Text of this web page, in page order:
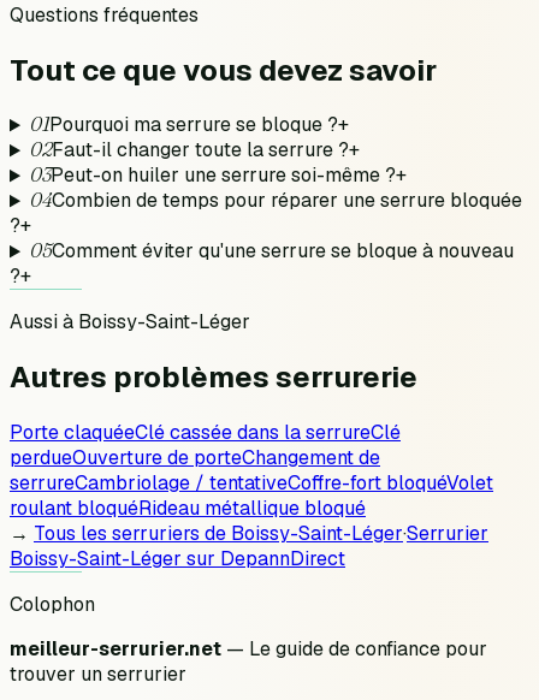
Questions fréquentes
Tout ce que vous devezsavoir
01Pourquoi ma serrure se bloque ?+
02Faut-il changer toute la serrure ?+
03Peut-on huiler une serrure soi-même ?+
04Combien de temps pour réparer une serrure bloquée
?+
05Comment éviter qu'une serrure se bloque à nouveau
?+
Aussi à Boissy-Saint-Léger
Autres problèmesserrurerie
Porte claquéeClé cassée dans la serrureClé
perdueOuverture de porteChangement de
serrureCambriolage / tentativeCoffre-fort bloquéVolet
roulant bloquéRideau métallique bloqué
→ Tous les serruriers de Boissy-Saint-Léger·Serrurier
Boissy-Saint-Léger sur DepannDirect
Colophon
meilleur-serrurier.net — Le guide de confiance pour
trouver un serrurier